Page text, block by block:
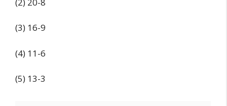
(3) 16-9
(4) 11-6
(5) 13-3